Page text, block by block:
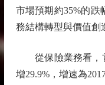
市場預期約35%的跌
務結構轉型與價值創
從保險業務看，首
增29.9%，增速為